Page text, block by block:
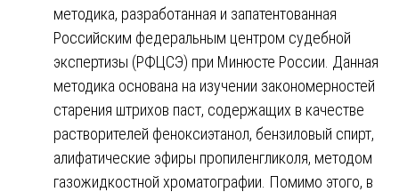
методика, разработанная и запатентованная
Российским федеральным центром судебной
экспертизы (РФЦСЭ) при Минюсте России. Данная
методика основана на изучении закономерностей
старения штрихов паст, содержащих в качестве
растворителей феноксиэтанол, бензиловый спирт,
алифатические эфиры пропиленгликоля, методом
газожидкостной хроматографии. Помимо этого, в